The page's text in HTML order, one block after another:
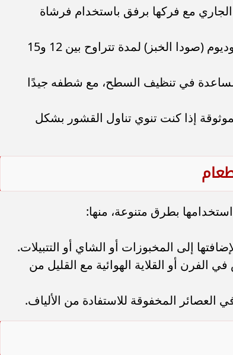
مع فركها برفق باستخدام فرشاة
نقعها في محلول من الماء وبيكربونات الصوديوم (صودا الخبز) لمدة تتراوح بين 12 و15
في تنظيف السطح، مع شطفه جيدًا
إذا كنت تنوي تناول القشور بشكل
بطرق متنوعة، منها:
إلى المخبوزات أو الشاي أو التتبيلات.
أو القلاية الهوائية مع القليل من
العصائر المخفوقة للاستفادة من الألياف.